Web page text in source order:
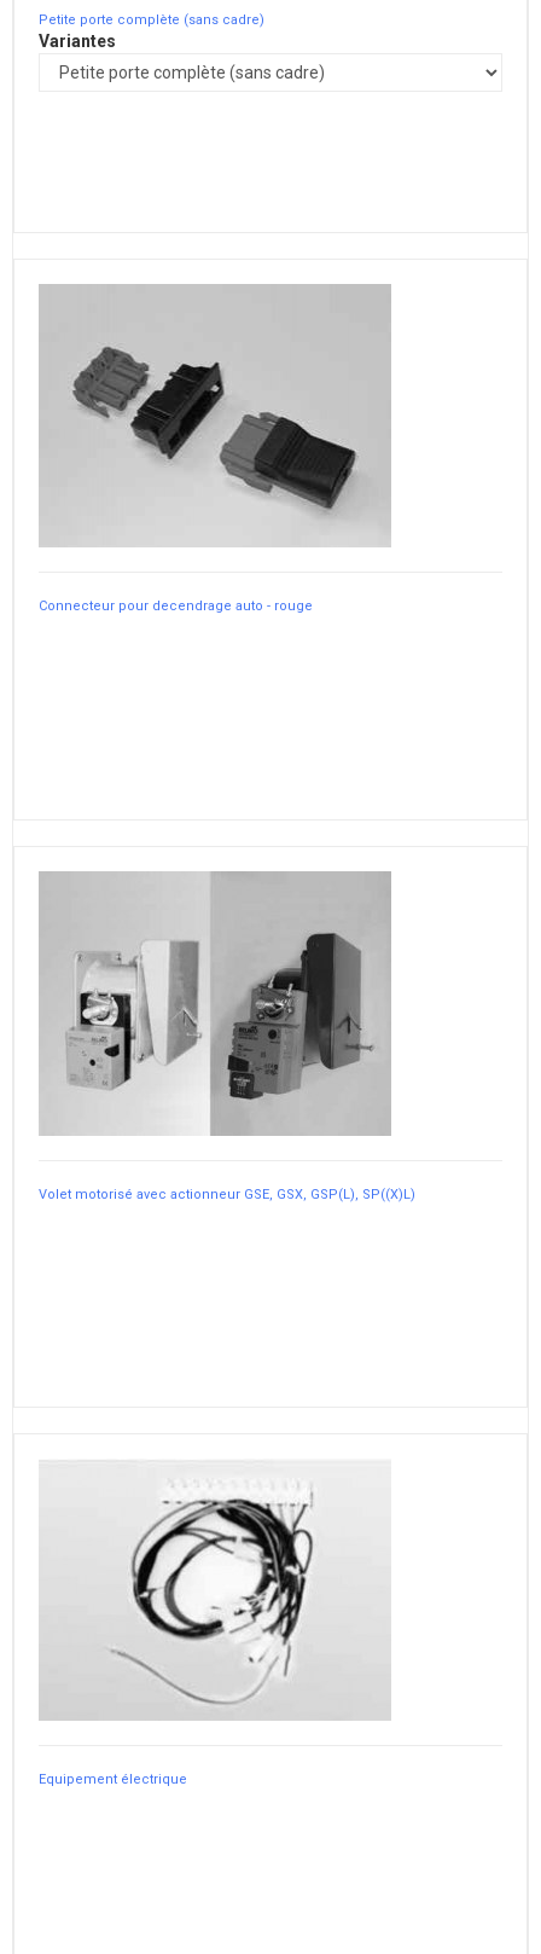
Petite porte complète (sans cadre)
Variantes
Connecteur pour decendrage auto - rouge
Volet motorisé avec actionneur GSE, GSX, GSP(L), SP((X)L)
Equipement électrique